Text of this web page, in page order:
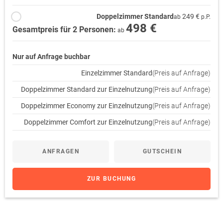
Doppelzimmer Standardab 249 € p.P.
Gesamtpreis für 2 Personen: ab 498 €
Nur auf Anfrage buchbar
Einzelzimmer Standard(Preis auf Anfrage)
Doppelzimmer Standard zur Einzelnutzung(Preis auf Anfrage)
Doppelzimmer Economy zur Einzelnutzung(Preis auf Anfrage)
Doppelzimmer Comfort zur Einzelnutzung(Preis auf Anfrage)
ANFRAGEN GUTSCHEIN
ZUR BUCHUNG